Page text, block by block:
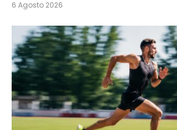
6 Agosto 2026